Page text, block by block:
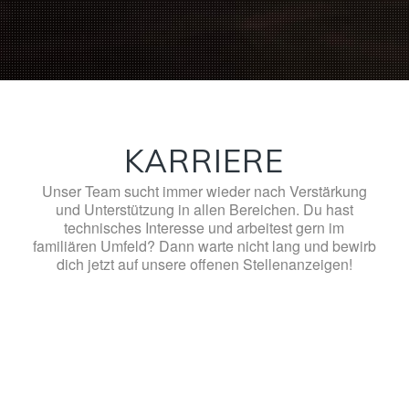
KARRIERE
Unser Team sucht immer wieder nach Verstärkung
und Unterstützung in allen Bereichen. Du hast
technisches Interesse und arbeitest gern im
familiären Umfeld? Dann warte nicht lang und bewirb
dich jetzt auf unsere offenen Stellenanzeigen!